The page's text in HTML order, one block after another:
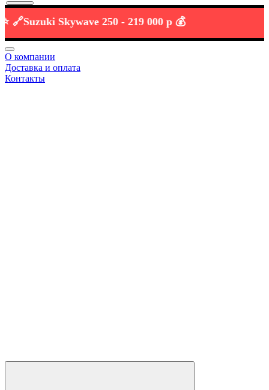
Skywave 250 -219 000 р 💰
О компании
Доставка и оплата
Контакты